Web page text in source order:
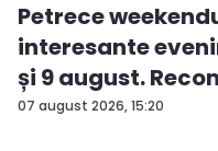
07 august 2026, 15:20
Petrece
interesante
și 9 august.